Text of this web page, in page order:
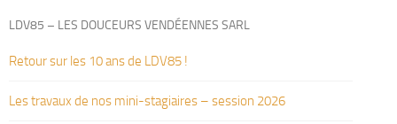
LDV85 – LES DOUCEURS VENDÉENNES SARL
Retour sur les 10 ans de LDV85 !
Les travaux de nos mini-stagiaires – session 2026 ‍‍‍‍‍